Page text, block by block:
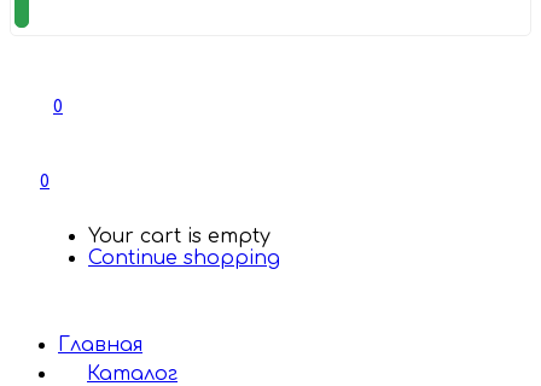
0
0
Your cart is empty
Continue shopping
Главная
Каталог